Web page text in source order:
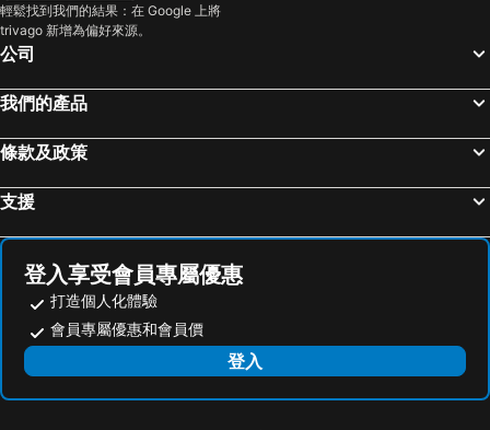
Mai Phuong Binh Bungalow
Boulevard Phú Quốc Hotel - by Bay Luxury
Laverder Resort
Nesta Hotel Phu Quoc
Sunlight Bungalow
Thi Long Phụng Hotel
WorldHotels Long Beach Resort Phu Quoc
Noska Hotel Sunset Town Sea View & Fireworks
輕鬆找到我們的結果：在 Google 上將
trivago 新增為偏好來源。
公司
我們的產品
條款及政策
支援
登入享受會員專屬優惠
打造個人化體驗
會員專屬優惠和會員價
登入